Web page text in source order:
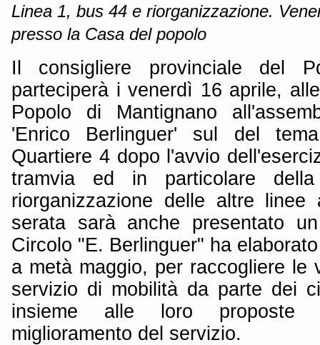
Linea 1, bus 44 e riorganizzazione.
presso la Casa del popolo
Il consigliere provinciale del
parteciperà i venerdì 16 aprile,
Popolo di Mantignano
'Enrico Berlinguer' sul del
Quartiere 4 dopo l'avvio
tramvia ed in particolare
riorganizzazione delle altre linee
serata sarà anche presentato
Circolo "E. Berlinguer" ha
a metà maggio, per raccogliere le
servizio di mobilità da parte dei
insieme alle loro proposte
miglioramento del servizio.